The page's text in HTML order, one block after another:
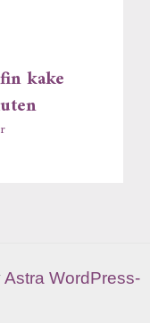
kake
Astra WordPress-